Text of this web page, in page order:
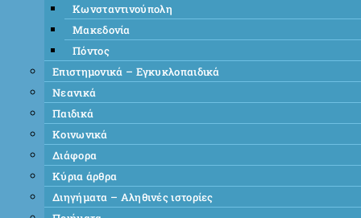
Κωνσταντινούπολη
Μακεδονία
Πόντος
Επιστημονικά – Εγκυκλοπαιδικά
Νεανικά
Παιδικά
Κοινωνικά
Διάφορα
Κύρια άρθρα
Διηγήματα – Αληθινές ιστορίες